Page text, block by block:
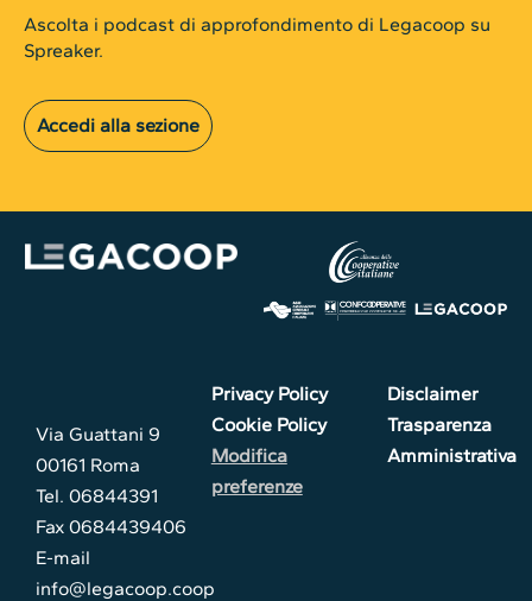
Ascolta i podcast di approfondimento di Legacoop su
Spreaker.
Accedi alla sezione
Via Guattani 9
00161 Roma
Tel. 06844391
Fax 0684439406
E-mail
info@legacoop.coop
Privacy Policy
Cookie Policy
Modifica
preferenze
Disclaimer
Trasparenza
Amministrativa